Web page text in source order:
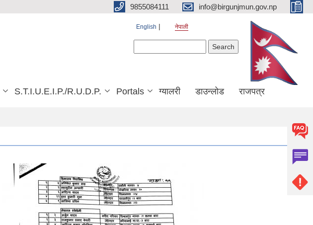
9855084111 info@birgunjmun.gov.np
English नेपाली
S.T.I.U.E.I.P./R.U.D.P. Portals ग्यालरी डाउन्लोड राजपत्र